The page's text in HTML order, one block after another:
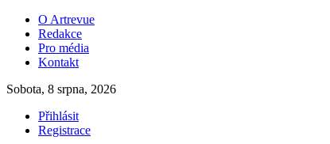
O Artrevue
Redakce
Pro média
Kontakt
Sobota, 8 srpna, 2026
Přihlásit
Registrace